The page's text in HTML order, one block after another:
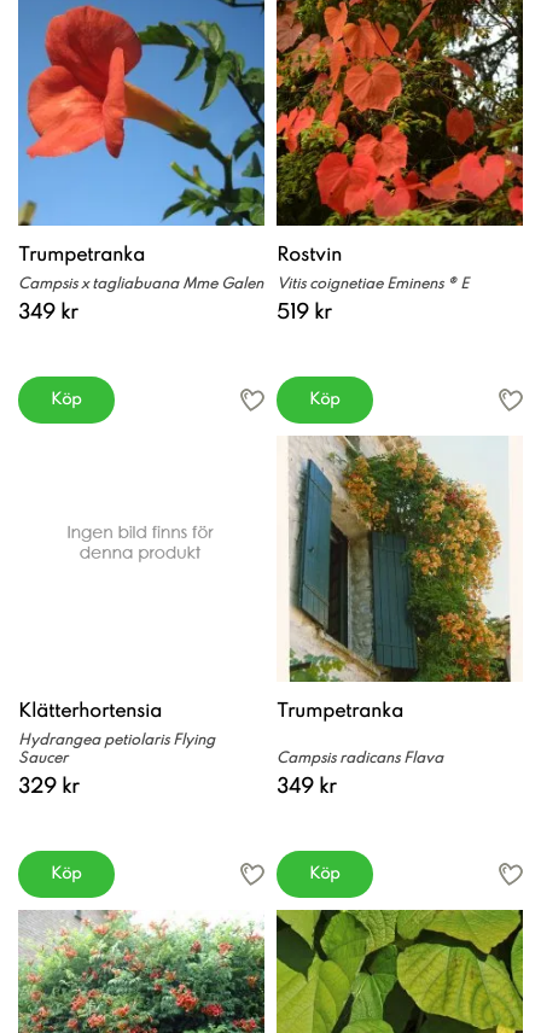
Trumpetranka
Campsis x tagliabuana Mme Galen
349 kr
Köp
Rostvin
Vitis coignetiae Eminens ® E
519 kr
Köp
Klätterhortensia
Hydrangea petiolaris Flying
Saucer
329 kr
Köp
Trumpetranka
Campsis radicans Flava
349 kr
Köp